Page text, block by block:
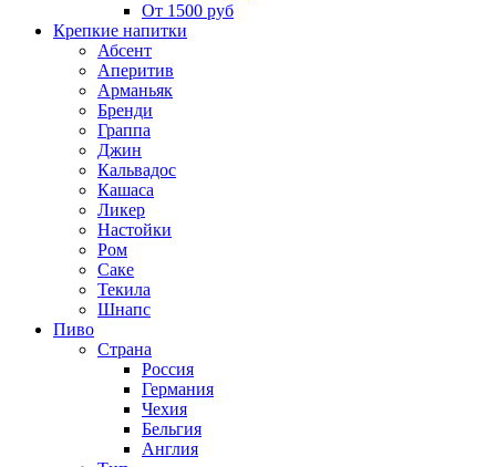
От 1500 руб
Крепкие напитки
Абсент
Аперитив
Арманьяк
Бренди
Граппа
Джин
Кальвадос
Кашаса
Ликер
Настойки
Ром
Саке
Текила
Шнапс
Пиво
Страна
Россия
Германия
Чехия
Бельгия
Англия